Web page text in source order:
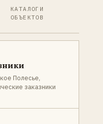
КАТАЛОГИ
ОБЪЕКТОВ
Полесье,
заказники